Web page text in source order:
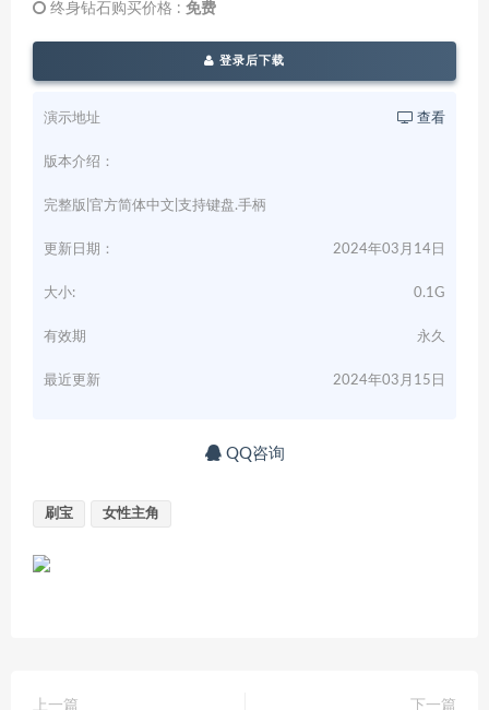
终身钻石购买价格 : 免费
登录后下载
演示地址 查看
版本介绍：
完整版|官方简体中文|支持键盘.手柄
更新日期： 2024年03月14日
大小: 0.1G
有效期 永久
最近更新 2024年03月15日
QQ咨询
刷宝 女性主角
上一篇 下一篇